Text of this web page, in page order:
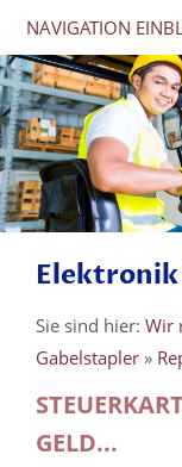
NAVIGATION
Elektronik
Sie sind hier: Wir
Gabelstapler »
GELD...